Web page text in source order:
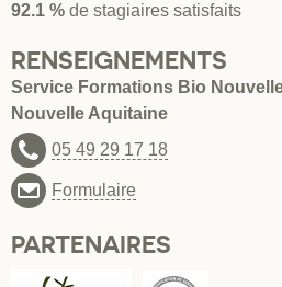
92.1 % de stagiaires satisfaits
RENSEIGNEMENTS
Service Formations Bio
Nouvelle Aquitaine
05 49 29 17 18
Formulaire
PARTENAIRES